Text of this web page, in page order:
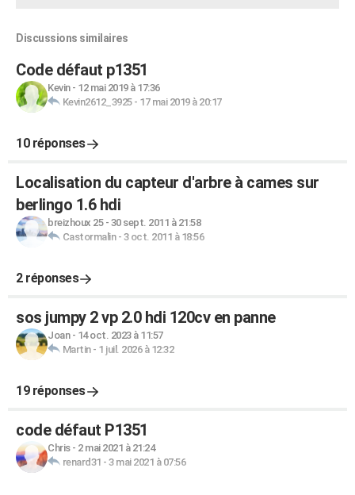
Discussions similaires
Code défaut p1351
Kevin- 12 mai 2019 à 17:36
Kevin2612_3925- 17 mai 2019 à 20:17
10 réponses
Localisation du capteur d'arbre à cames sur
berlingo 1.6 hdi
breizhoux 25- 30 sept. 2011 à 21:58
Castormalin- 3 oct. 2011 à 18:56
2 réponses
sos jumpy 2 vp 2.0 hdi 120cv en panne
Joan- 14 oct. 2023 à 11:57
Martin- 1 juil. 2026 à 12:32
19 réponses
code défaut P1351
Chris- 2 mai 2021 à 21:24
renard31 - 3 mai 2021 à 07:56